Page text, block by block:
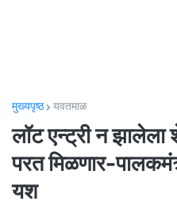
मुख्यपृष्ठ यवतमाळ
लॉट एन्ट्री न
परत मिळणार-
यश